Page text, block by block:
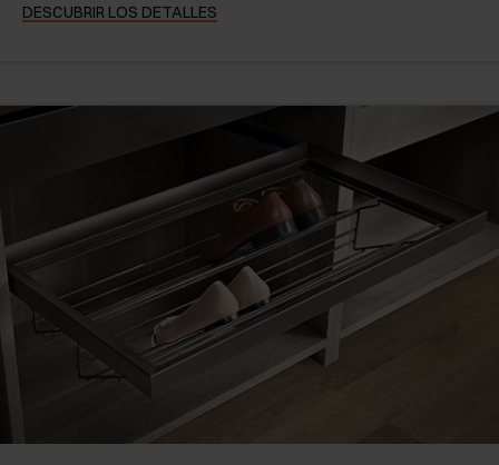
DESCUBRIR LOS DETALLES